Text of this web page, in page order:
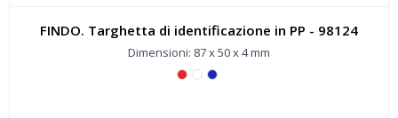
FINDO. Targhetta di identificazione in PP - 98124
Dimensioni: 87 x 50 x 4 mm